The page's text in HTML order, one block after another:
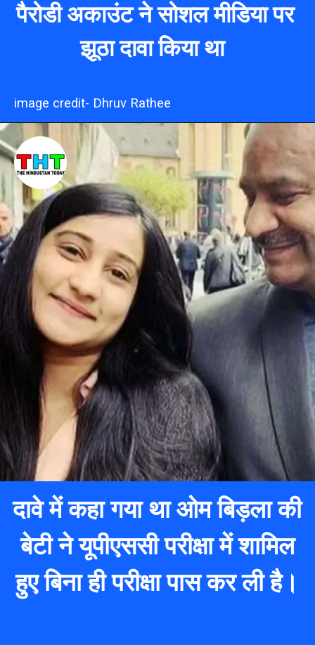
पैरोडी अकाउंट ने सोशल मीडिया पर
झूठा दावा किया था
image credit- Dhruv Rathee
दावे में कहा गया था ओम बिड़ला की
बेटी ने यूपीएससी परीक्षा में शामिल
हुए बिना ही परीक्षा पास कर ली है।